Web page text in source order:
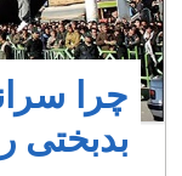
چرا
بدبختی